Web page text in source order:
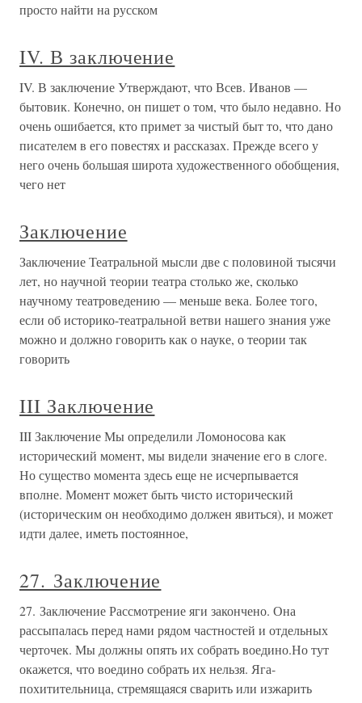
просто найти на русском
IV. В заключение
IV. В заключение Утверждают, что Всев. Иванов —
бытовик. Конечно, он пишет о том, что было недавно. Но
очень ошибается, кто примет за чистый быт то, что дано
писателем в его повестях и рассказах. Прежде всего у
него очень большая широта художественного обобщения,
чего нет
Заключение
Заключение Театральной мысли две с половиной тысячи
лет, но научной теории театра столько же, сколько
научному театроведению — меньше века. Более того,
если об историко-театральной ветви нашего знания уже
можно и должно говорить как о науке, о теории так
говорить
III Заключение
III Заключение Мы определили Ломоносова как
исторический момент, мы видели значение его в слоге.
Но существо момента здесь еще не исчерпывается
вполне. Момент может быть чисто исторический
(историческим он необходимо должен явиться), и может
идти далее, иметь постоянное,
27. Заключение
27. Заключение Рассмотрение яги закончено. Она
рассыпалась перед нами рядом частностей и отдельных
черточек. Мы должны опять их собрать воедино.Но тут
окажется, что воедино собрать их нельзя. Яга-
похитительница, стремящаяся сварить или изжарить